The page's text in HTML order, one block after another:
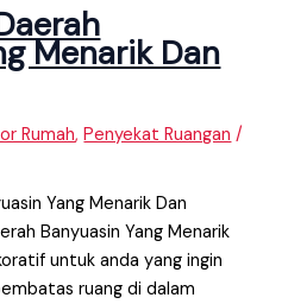
Menarik Dan
Rumah,Penyekat Ruangan /
Yang Menarik Dan
Banyuasin Yang Menarik
untuk anda yang ingin
ruang di dalam